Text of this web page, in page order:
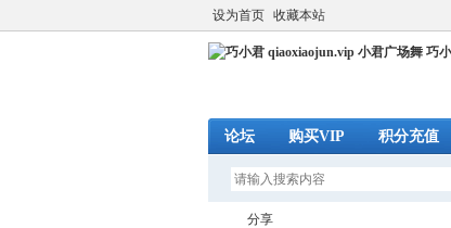
设为首页 收藏本站
论坛 购买VIP 积分充值
分享